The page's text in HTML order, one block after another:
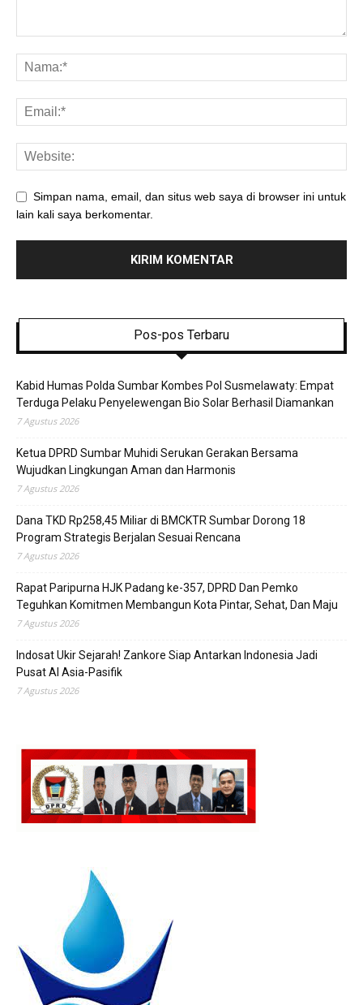
Simpan nama, email, dan situs web saya di browser ini untuk
lain kali saya berkomentar.
Pos-pos Terbaru
Kabid Humas Polda Sumbar Kombes Pol Susmelawaty: Empat
Terduga Pelaku Penyelewengan Bio Solar Berhasil Diamankan
7 Agustus 2026
Ketua DPRD Sumbar Muhidi Serukan Gerakan Bersama
Wujudkan Lingkungan Aman dan Harmonis
7 Agustus 2026
Dana TKD Rp258,45 Miliar di BMCKTR Sumbar Dorong 18
Program Strategis Berjalan Sesuai Rencana
7 Agustus 2026
Rapat Paripurna HJK Padang ke-357, DPRD Dan Pemko
Teguhkan Komitmen Membangun Kota Pintar, Sehat, Dan Maju
7 Agustus 2026
Indosat Ukir Sejarah! Zankore Siap Antarkan Indonesia Jadi
Pusat AI Asia-Pasifik
7 Agustus 2026